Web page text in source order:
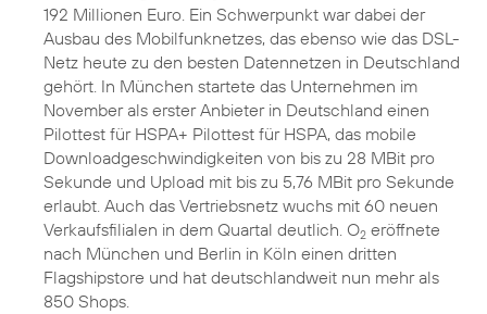
192 Millionen Euro. Ein Schwerpunkt war dabei der
Ausbau des Mobilfunknetzes, das ebenso wie das DSL-
Netz heute zu den besten Datennetzen in Deutschland
gehört. In München startete das Unternehmen im
November als erster Anbieter in Deutschland einen
Pilottest für HSPA+ Pilottest für HSPA, das mobile
Downloadgeschwindigkeiten von bis zu 28 MBit pro
Sekunde und Upload mit bis zu 5,76 MBit pro Sekunde
erlaubt. Auch das Vertriebsnetz wuchs mit 60 neuen
Verkaufsfilialen in dem Quartal deutlich. O2 eröffnete
nach München und Berlin in Köln einen dritten
Flagshipstore und hat deutschlandweit nun mehr als
850 Shops.